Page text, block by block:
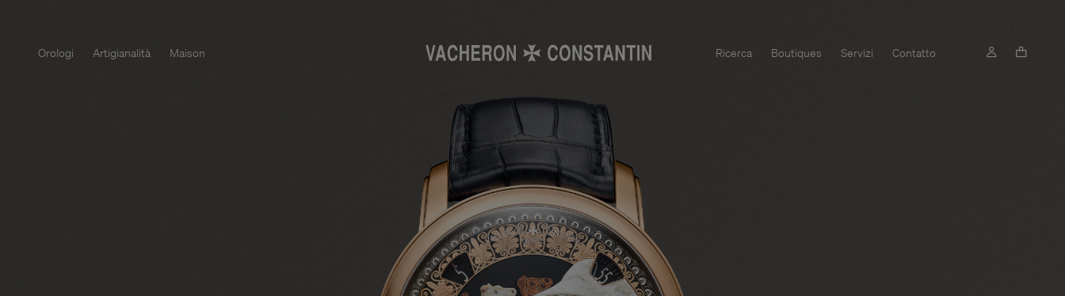
Orologi Artigianalità Maison Ricerca Boutiques Servizi Contatto